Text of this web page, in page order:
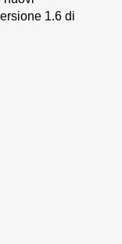
1.6 di